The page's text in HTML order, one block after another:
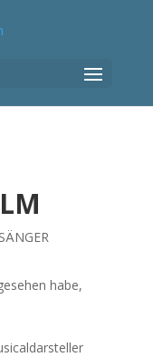
habe,